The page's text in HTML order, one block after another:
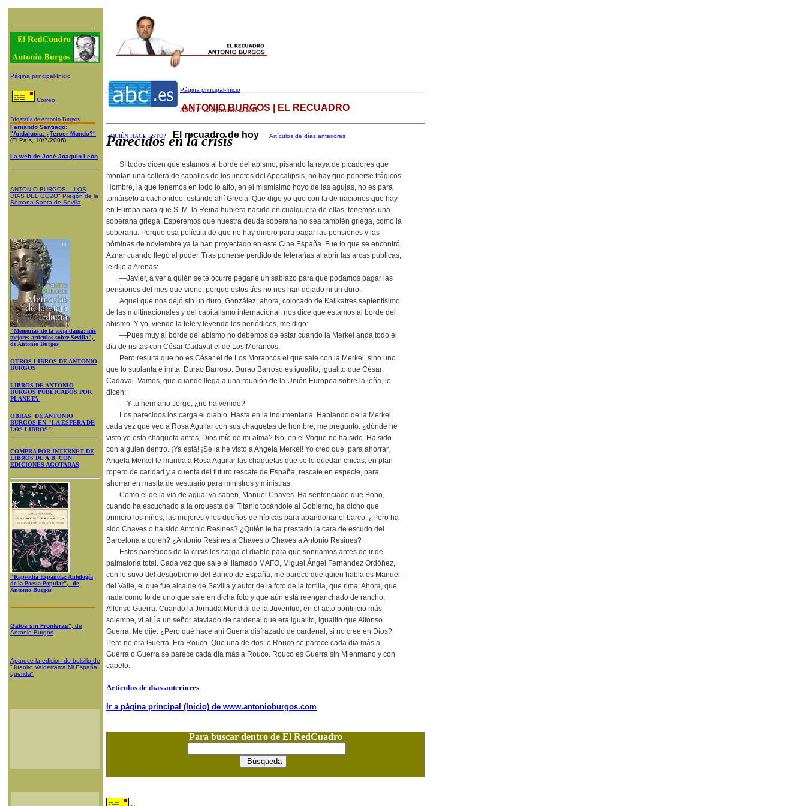
Página principal-Inicio
Correo
Biografía de Antonio Burgos
Fernando Santiago:
"Andalucía, ¿Tercer Mundo?"
(El País, 10/7/2006)
La web de José Joaquín León
ANTONIO BURGOS: " LOS
DÍAS DEL GOZO" Pregón de la
Semana Santa de Sevilla
"Memorias de la vieja dama: mis
mejores artículos sobre Sevilla",
de Antonio Burgos
OTROS LIBROS DE ANTONIO
BURGOS
LIBROS DE ANTONIO
BURGOS PUBLICADOS POR
PLANETA
OBRAS DE ANTONIO
BURGOS EN "LA ESFERA DE
LOS LIBROS"
COMPRA POR INTERNET DE
LIBROS DE A.B. CON
EDICIONES AGOTADAS
"Rapsodia Española: Antología
de la Poesía Popular", de
Antonio Burgos
Gatos sin Fronteras" , de
Antonio Burgos
Aparece la edición de bolsillo de
"Juanito Valderrama:Mi España
querida"
Página principal-Inicio
ABC, 14 de septiembre de 2011
¿QUIÉN HACE ESTO? El recuadro de hoy Artículos de días anteriores
ANTONIO BURGOS | EL RECUADRO
Parecidos en la crisis
SI todos dicen que estamos al borde del abismo, pisando la raya de picadores que
montan una collera de caballos de los jinetes del Apocalipsis, no hay que ponerse trágicos.
Hombre, la que tenemos en todo lo alto, en el mismísimo hoyo de las agujas, no es para
tomárselo a cachondeo, estando ahí Grecia. Que digo yo que con la de naciones que hay
en Europa para que S. M. la Reina hubiera nacido en cualquiera de ellas, tenemos una
soberana griega. Esperemos que nuestra deuda soberana no sea también griega, como la
soberana. Porque esa película de que no hay dinero para pagar las pensiones y las
nóminas de noviembre ya la han proyectado en este Cine España. Fue lo que se encontró
Aznar cuando llegó al poder. Tras ponerse perdido de telerañas al abrir las arcas públicas,
le dijo a Arenas:
—Javier, a ver a quién se te ocurre pegarle un sablazo para que podamos pagar las
pensiones del mes que viene, porque estos tíos no nos han dejado ni un duro.
Aquel que nos dejó sin un duro, González, ahora, colocado de Kalikatres sapientísimo
de las multinacionales y del capitalismo internacional, nos dice que estamos al borde del
abismo. Y yo, viendo la tele y leyendo los periódicos, me digo:
—Pues muy al borde del abismo no debemos de estar cuando la Merkel anda todo el
día de risitas con César Cadaval el de Los Morancos.
Pero resulta que no es César el de Los Morancos el que sale con la Merkel, sino uno
que lo suplanta e imita: Durao Barroso. Durao Barroso es igualito, igualito que César
Cadaval. Vamos, que cuando llega a una reunión de la Unión Europea sobre la leña, le
dicen:
—Y tu hermano Jorge, ¿no ha venido?
Los parecidos los carga el diablo. Hasta en la indumentaria. Hablando de la Merkel,
cada vez que veo a Rosa Aguilar con sus chaquetas de hombre, me pregunto: ¿dónde he
visto yo esta chaqueta antes, Dios mío de mi alma? No, en el Vogue no ha sido. Ha sido
con alguien dentro. ¡Ya está! ¡Se la he visto a Angela Merkel! Yo creo que, para ahorrar,
Angela Merkel le manda a Rosa Aguilar las chaquetas que se le quedan chicas, en plan
ropero de caridad y a cuenta del futuro rescate de España, rescate en especie, para
ahorrar en masita de vestuario para ministros y ministras.
Como el de la vía de agua: ya saben, Manuel Chaves. Ha sentenciado que Bono,
cuando ha escuchado a la orquesta del Titanic tocándole al Gobierno, ha dicho que
primero los niños, las mujeres y los dueños de hípicas para abandonar el barco. ¿Pero ha
sido Chaves o ha sido Antonio Resines? ¿Quién le ha prestado la cara de escudo del
Barcelona a quién? ¿Antonio Resines a Chaves o Chaves a Antonio Resines?
Estos parecidos de la crisis los carga el diablo para que sonriamos antes de ir de
palmatoria total. Cada vez que sale el llamado MAFO, Miguel Ángel Fernández Ordóñez,
con lo suyo del desgobierno del Banco de España, me parece que quien habla es Manuel
del Valle, el que fue alcalde de Sevilla y autor de la foto de la tortilla, que rima. Ahora, que
nada como lo de uno que sale en dicha foto y que aún está reenganchado de rancho,
Alfonso Guerra. Cuando la Jornada Mundial de la Juventud, en el acto pontificio más
solemne, vi allí a un señor ataviado de cardenal que era igualito, igualito que Alfonso
Guerra. Me dije: ¿Pero qué hace ahí Guerra disfrazado de cardenal, si no cree en Dios?
Pero no era Guerra. Era Rouco. Que una de dos: o Rouco se parece cada día más a
Guerra o Guerra se parece cada día más a Rouco. Rouco es Guerra sin Mienmano y con
capelo.
Articulos de días anteriores
Ir a página principal (Inicio) de www.antonioburgos.com
Para buscar dentro de El RedCuadro